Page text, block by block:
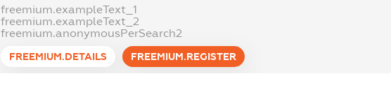
freemium.exampleText_1
freemium.exampleText_2
freemium.anonymousPerSearch2
FREEMIUM.DETAILS FREEMIUM.REGISTER